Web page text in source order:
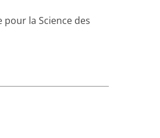
la Science des